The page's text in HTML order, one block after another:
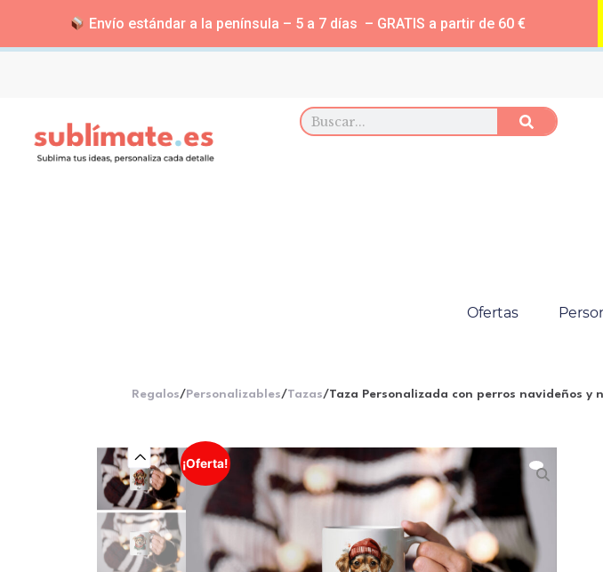
Envío estándar a la península – 5 a 7 días – GRATIS a partir de 60 €
Ofertas
Regalos/ Personalizables/Tazas/Taza Personalizada con perros navideños y
¡Oferta!